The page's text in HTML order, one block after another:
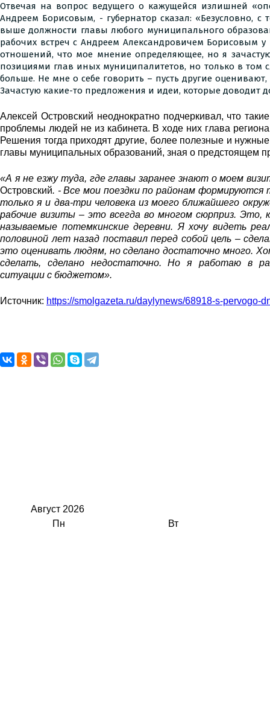
Отвечая на вопрос ведущего о кажущейся излишней
Андреем Борисовым, - губернатор сказал: «Безусловно,
выше должности главы любого муниципального
рабочих встреч с Андреем Александровичем Борисовым у
отношений, что мое мнение определяющее, но я
позициями глав иных муниципалитетов, но только в том
больше. Не мне о себе говорить – пусть другие
Зачастую какие-то предложения и идеи, которые доводит
Алексей Островский неоднократно подчеркивал, что
проблемы людей не из кабинета. В ходе них глава
Решения тогда приходят другие, более полезные и
главы муниципальных образований, зная о предстоящем
«А я не езжу туда, где главы заранее знают о моем
Островский. - Все мои поездки по районам формируются
только я и два-три человека из моего ближайшего
рабочие визиты – это всегда во многом сюрприз.
называемые потемкинские деревни. Я хочу видеть
половиной лет назад поставил перед собой цель –
это оценивать людям, но сделано достаточно много.
сделать, сделано недостаточно. Но я работаю в
ситуации с бюджетом».
Источник: https://smolgazeta.ru/daylynews/68918-s-pervogo-
Август 2026
Пн
Вт